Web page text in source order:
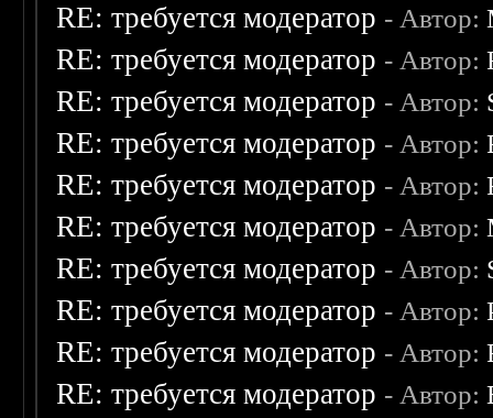
RE: требуется модератор - Автор:
RE: требуется модератор - Автор:
RE: требуется модератор - Автор:
RE: требуется модератор - Автор:
RE: требуется модератор - Автор:
RE: требуется модератор - Автор:
RE: требуется модератор - Автор:
RE: требуется модератор - Автор:
RE: требуется модератор - Автор:
RE: требуется модератор - Автор: